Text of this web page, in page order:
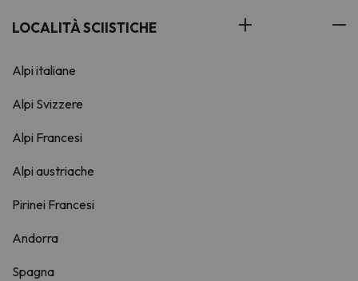
LOCALITÀ SCIISTICHE
Alpi italiane
Alpi Svizzere
Alpi Francesi
Alpi austriache
Pirinei Francesi
Andorra
Spagna